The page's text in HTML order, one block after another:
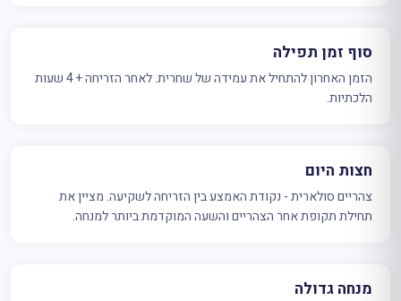
סוף זמן תפילה
הזמן האחרון להתחיל את עמידה של שחרית. לאחר הזריחה + 4 שעות
הלכתיות.
חצות היום
צהריים סולארית - נקודת האמצע בין הזריחה לשקיעה. מציין את
תחילת תקופת אחר הצהריים והשעה המוקדמת ביותר למנחה.
מנחה גדולה